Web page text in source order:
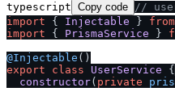
typescript Copy code //
import { Injectable } from
import { PrismaService }
@Injectable
export
class UserService {
constructor( private